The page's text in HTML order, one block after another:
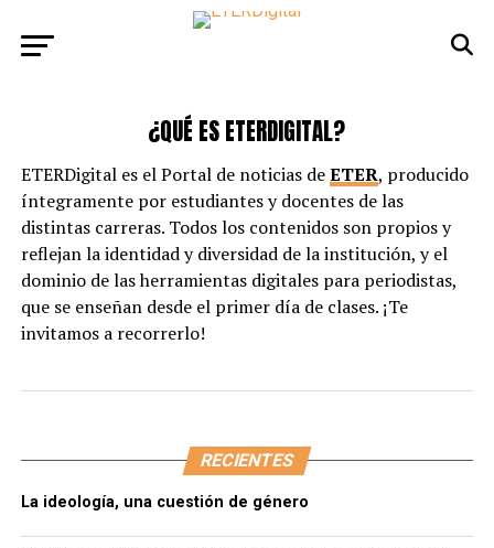
¿QUÉ ES ETERDIGITAL?
ETERDigital es el Portal de noticias deETER, producido
íntegramente por estudiantes y docentes de las
distintas carreras. Todos los contenidos son propios y
reflejan la identidad y diversidad de la institución, y el
dominio de las herramientas digitales para periodistas,
que se enseñan desde el primer día de clases. ¡Te
invitamos a recorrerlo!
RECIENTES
La ideología, una cuestión de género